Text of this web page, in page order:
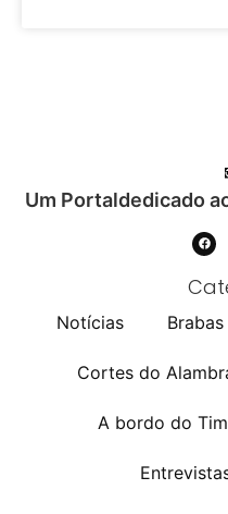
Um Portaldedicado
Notícias Brabas
Cortes do
A bordo do